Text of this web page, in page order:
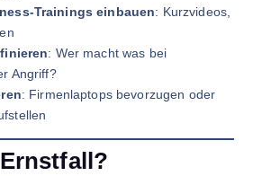
Trainings einbauen: Kurzvideos,
: Wer macht was bei
Angriff?
: Firmenlaptops bevorzugen oder